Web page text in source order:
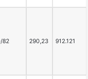
82 290,23 912.121